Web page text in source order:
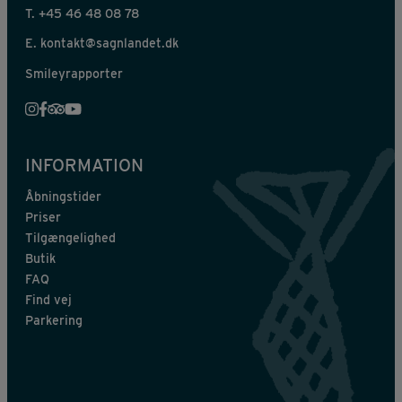
T. +45 46 48 08 78
E. kontakt@sagnlandet.dk
Smileyrapporter
INFORMATION
Åbningstider
Priser
Tilgængelighed
Butik
FAQ
Find vej
Parkering